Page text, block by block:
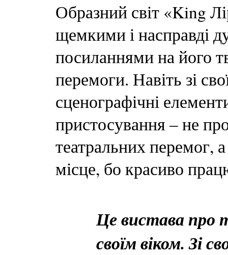
Образний світ «King
щемкими і насправді
посиланнями на його
перемоги. Навіть зі
сценографічні
пристосування – не
театральних перемог,
місце, бо красиво
Це вистава про
своїм віком. Зі